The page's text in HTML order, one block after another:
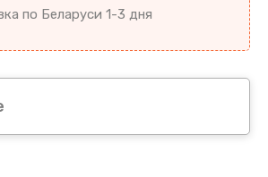
по Беларуси 1-3 дня